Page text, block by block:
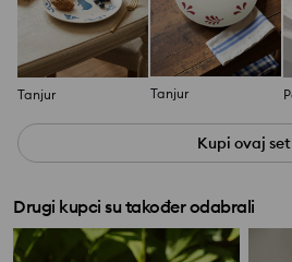
Tanjur Tanjur
Kupi ovaj set
Drugi kupci su također odabrali